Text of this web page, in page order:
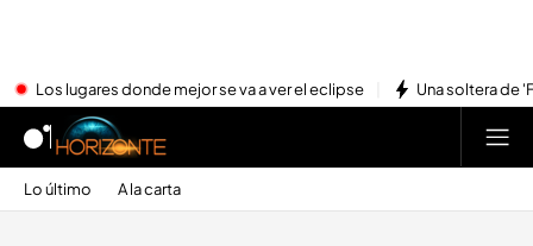
Los lugares donde mejor se va a ver el eclipse Una soltera de
Lo último A la carta